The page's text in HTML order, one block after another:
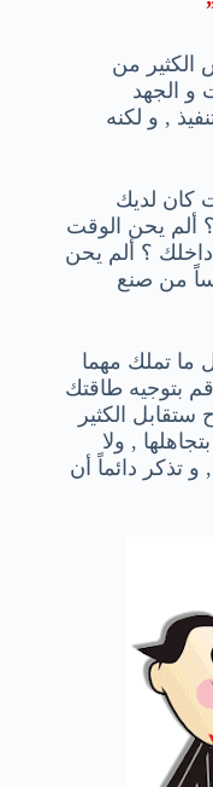
الكثير من
و الجهد
, و لكنه
كان لديك
ألم يحن الوقت
؟ ألم يحن
من صنع
ما تملك مهما
بتوجيه طاقتك
الكثير
, ولا
و تذكر دائماً أن